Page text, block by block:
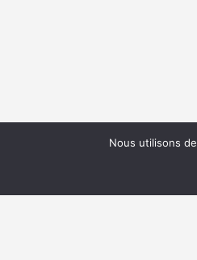
Nous utilisons